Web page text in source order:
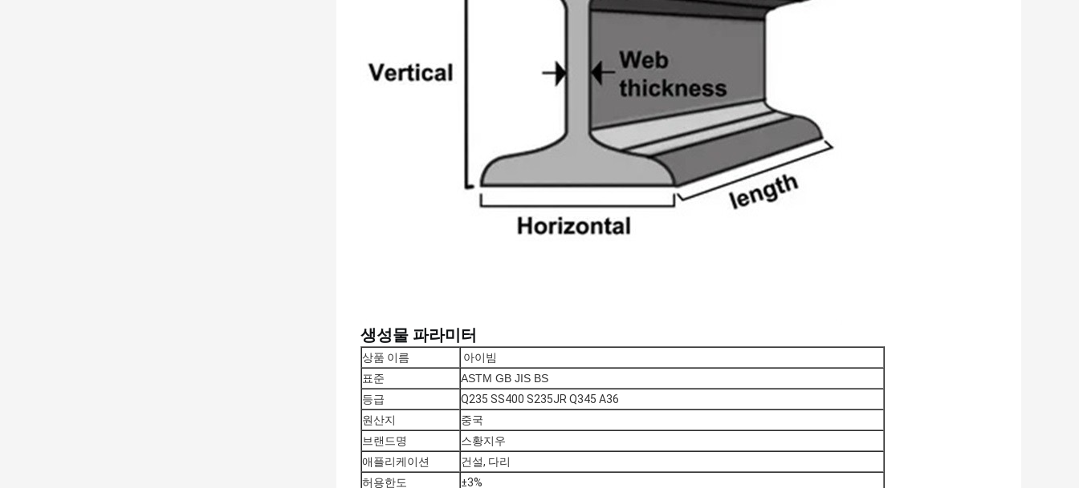
생성물 파라미터
상품 이름
아이빔
표준
ASTM GB JIS BS
등급
Q235 SS400 S235JR Q345 A36
원산지
중국
브랜드명
스황지우
애플리케이션
건설, 다리
허용한도
±3%